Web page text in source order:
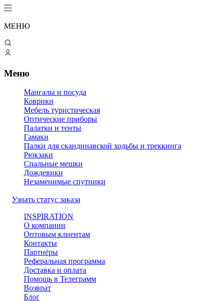
МЕНЮ
Меню
Мангалы и посуда
Коврики
Мебель туристическая
Оптические приборы
Палатки и тенты
Гамаки
Палки для скандинавской ходьбы и треккинга
Рюкзаки
Спальные мешки
Дождевики
Незаменимые спутники
Узнать статус заказа
INSPIRATION
О компании
Оптовым клиентам
Контакты
Партнёры
Реферальная программа
Доставка и оплата
Помощь в Телеграмм
Возврат
Блог